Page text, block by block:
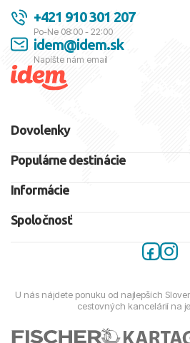
+421 910 301 207
Po-Ne 08:00 - 22:00
idem@idem.sk
Napíšte nám email
Dovolenky
Populárne destinácie
Informácie
Spoločnosť
U nás nájdete ponuku od najlepších
cestovných kancelárií na